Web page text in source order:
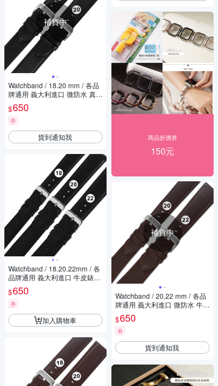
補貨中
Watchband / 18.20 mm / 各品
牌通用 義大利進口 微防水 真皮
錶帶-黑色
$650
券
貨到通知我
Watchband / 18.20.22mm / 各
品牌通用 義大利進口 牛皮錶帶
黑色
$650
券
加入購物車
商品折價券
150元
補貨中
Watchband / 20.22 mm / 各品
牌通用 義大利進口 微防水 牛皮
錶帶 褐色
$650
券
貨到通知我